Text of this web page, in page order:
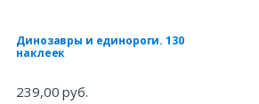
Динозавры и единороги. 130
наклеек
239,00 руб.